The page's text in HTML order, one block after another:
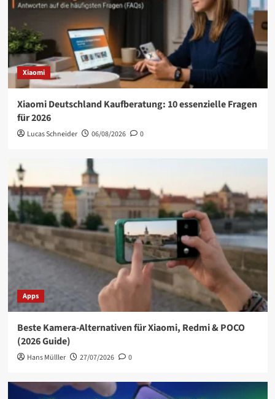
Xiaomi
Xiaomi Deutschland Kaufberatung: 10 essenzielle Fragen
für 2026
Lucas Schneider 06/08/2026 0
Apps
Beste Kamera-Alternativen für Xiaomi, Redmi & POCO
(2026 Guide)
Hans Mülller 27/07/2026 0